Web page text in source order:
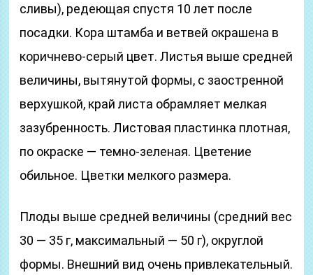
сливы), редеющая спустя 10 лет после
посадки. Кора штамба и ветвей окрашена в
коричнево-серый цвет. Листья выше средней
величины, вытянутой формы, с заостренной
верхушкой, край листа обрамляет мелкая
зазубренность. Листовая пластинка плотная,
по окраске — темно-зеленая. Цветение
обильное. Цветки мелкого размера.
Плоды выше средней величины (средний вес
30 — 35 г, максимальный — 50 г), округлой
формы. Внешний вид очень привлекательный.